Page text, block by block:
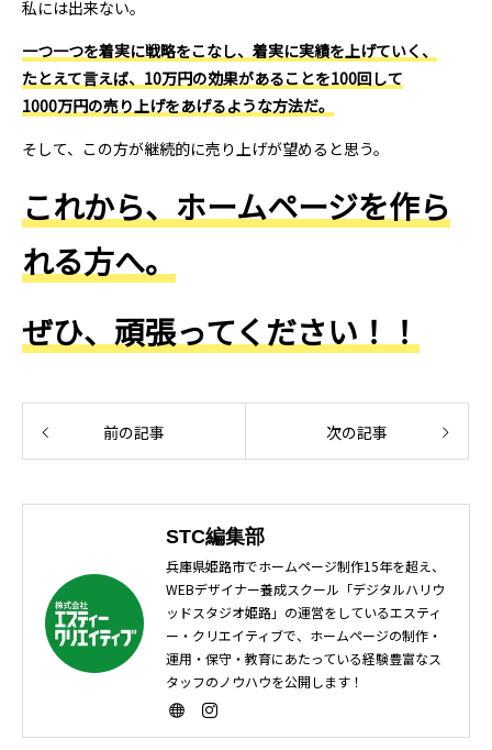
私には出来ない。
一つ一つを着実に戦略をこなし、着実に実績を上げていく、
たとえて言えば、10万円の効果があることを100回して
1000万円の売り上げをあげるような方法だ。
そして、この方が継続的に売り上げが望めると思う。
これから、ホームページを作ら
れる方へ。
ぜひ、頑張ってください！！
前の記事 次の記事
STC編集部
兵庫県姫路市でホームページ制作15年を超え、
WEBデザイナー養成スクール「デジタルハリウ
ッドスタジオ姫路」の運営をしているエスティ
ー・クリエイティブで、ホームページの制作・
運用・保守・教育にあたっている経験豊富なス
タッフのノウハウを公開します！